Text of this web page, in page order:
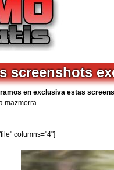
screenshots
en exclusiva estas
mazmorra.
columns="4"]